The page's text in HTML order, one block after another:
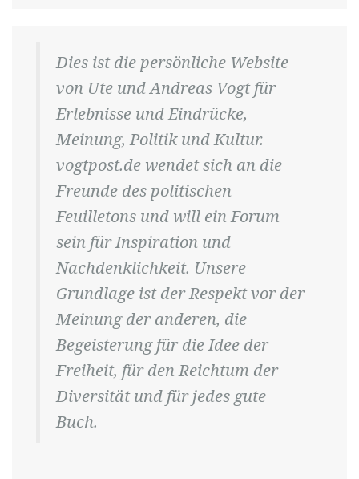
Dies ist die persönliche Website
von Ute und Andreas Vogt für
Erlebnisse und Eindrücke,
Meinung, Politik und Kultur.
vogtpost.de wendet sich an die
Freunde des politischen
Feuilletons und will ein Forum
sein für Inspiration und
Nachdenklichkeit. Unsere
Grundlage ist der Respekt vor der
Meinung der anderen, die
Begeisterung für die Idee der
Freiheit, für den Reichtum der
Diversität und für jedes gute
Buch.